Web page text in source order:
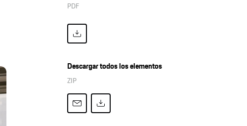
PDF
Descargar todos los elementos
ZIP